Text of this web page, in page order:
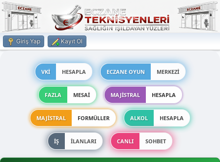
Giriş Yap Kayıt Ol
VKİ HESAPLA ECZANE OYUN MERKEZİ
FAZLA MESAİ MAJİSTRAL HESAPLA
MAJİSTRAL FORMÜLLER ALKOL HESAPLA
İŞ İLANLARI CANLI SOHBET